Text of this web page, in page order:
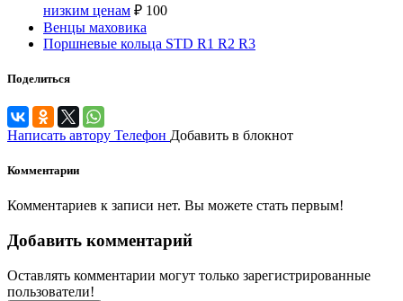
низким ценам ₽ 100
Венцы маховика
Поршневые кольца STD R1 R2 R3
Поделиться
Написать автору Телефон Добавить в блокнот
Комментарии
Комментариев к записи нет. Вы можете стать первым!
Добавить комментарий
Оставлять комментарии могут только зарегистрированные
пользователи!